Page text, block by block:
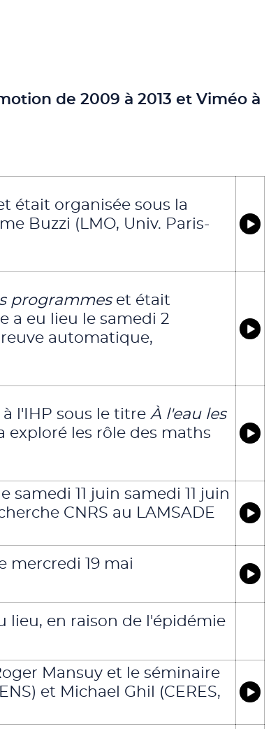
de 2009 à 2013 et Viméo à
était organisée sous la
Buzzi (LMO, Univ. Paris-
programmeset était
a eu lieu le samedi 2
automatique,
l'IHP sous le titre À l'eau les
exploré les rôle des maths
11 juin samedi 11 juin
CNRS au LAMSADE
mercredi 19 mai
lieu, en raison de l'épidémie
Mansuy et le séminaire
et Michael Ghil (CERES,